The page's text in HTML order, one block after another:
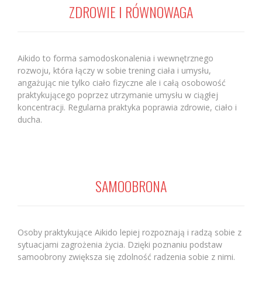
ZDROWIE I RÓWNOWAGA
Aikido to forma samodoskonalenia i wewnętrznego
rozwoju, która łączy w sobie trening ciała i umysłu,
angażując nie tylko ciało fizyczne ale i całą osobowość
praktykującego poprzez utrzymanie umysłu w ciągłej
koncentracji. Regularna praktyka poprawia zdrowie, ciało i
ducha.
SAMOOBRONA
Osoby praktykujące Aikido lepiej rozpoznają i radzą sobie z
sytuacjami zagrożenia życia. Dzięki poznaniu podstaw
samoobrony zwiększa się zdolność radzenia sobie z nimi.